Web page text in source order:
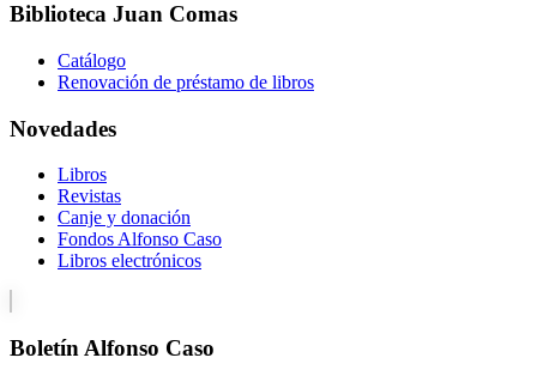
Biblioteca Juan Comas
Catálogo
Renovación de préstamo de libros
Novedades
Libros
Revistas
Canje y donación
Fondos Alfonso Caso
Libros electrónicos
Boletín Alfonso Caso